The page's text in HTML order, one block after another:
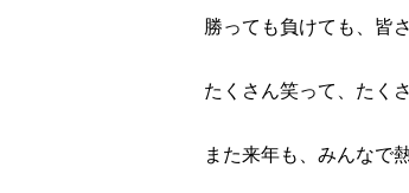
勝っても負けても、皆
たくさん笑って、たく
また来年も、みんなで